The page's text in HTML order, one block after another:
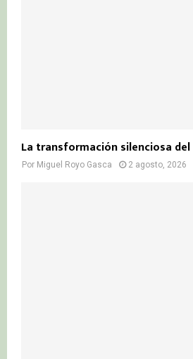
La transformación silenciosa
Por Miguel Royo Gasca 2 agosto, 2026